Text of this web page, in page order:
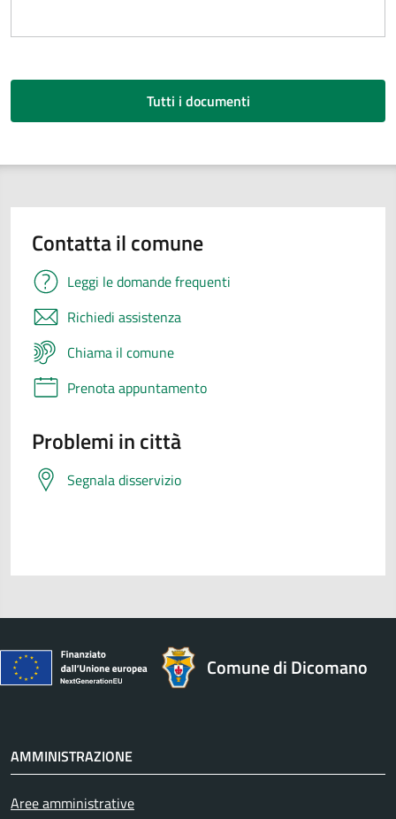
Tutti i documenti
Contatta il comune
Leggi le domande frequenti
Richiedi assistenza
Chiama il comune
Prenota appuntamento
Problemi in città
Segnala disservizio
Comune di Dicomano
AMMINISTRAZIONE
Aree amministrative